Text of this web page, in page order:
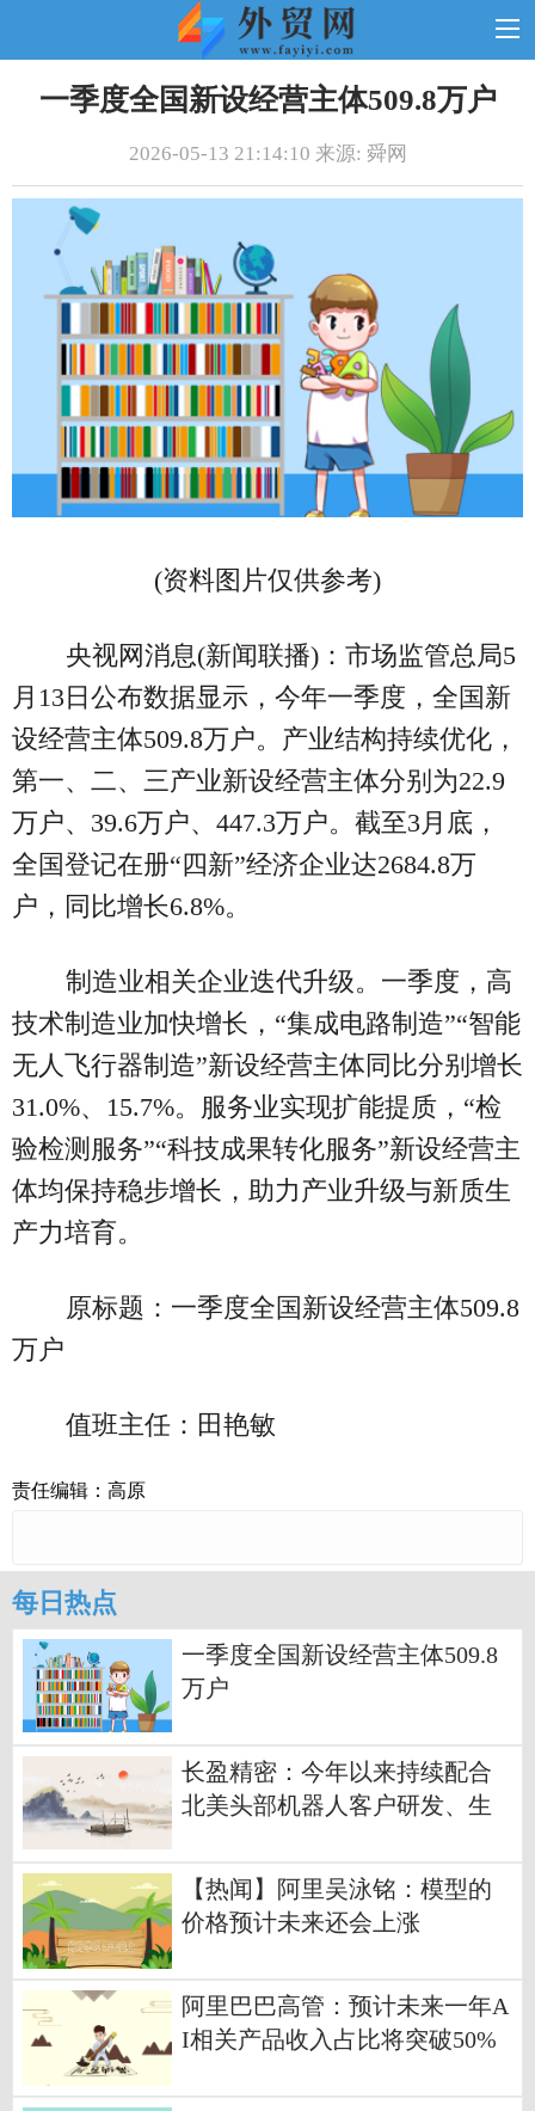
一季度全国新设经营主体509.8万户
2026-05-13 21:14:10 来源: 舜网
(资料图片仅供参考)
央视网消息(新闻联播)：市场监管总局5
月13日公布数据显示，今年一季度，全国新
设经营主体509.8万户。产业结构持续优化，
第一、二、三产业新设经营主体分别为22.9
万户、39.6万户、447.3万户。截至3月底，
全国登记在册“四新”经济企业达2684.8万
户，同比增长6.8%。
制造业相关企业迭代升级。一季度，高
技术制造业加快增长，“集成电路制造”“智能
无人飞行器制造”新设经营主体同比分别增长
31.0%、15.7%。服务业实现扩能提质，“检
验检测服务”“科技成果转化服务”新设经营主
体均保持稳步增长，助力产业升级与新质生
产力培育。
原标题：一季度全国新设经营主体509.8
万户
值班主任：田艳敏
责任编辑：高原
每日热点
一季度全国新设经营主体509.8
万户
长盈精密：今年以来持续配合
北美头部机器人客户研发、生
【热闻】阿里吴泳铭：模型的
价格预计未来还会上涨
阿里巴巴高管：预计未来一年A
I相关产品收入占比将突破50%